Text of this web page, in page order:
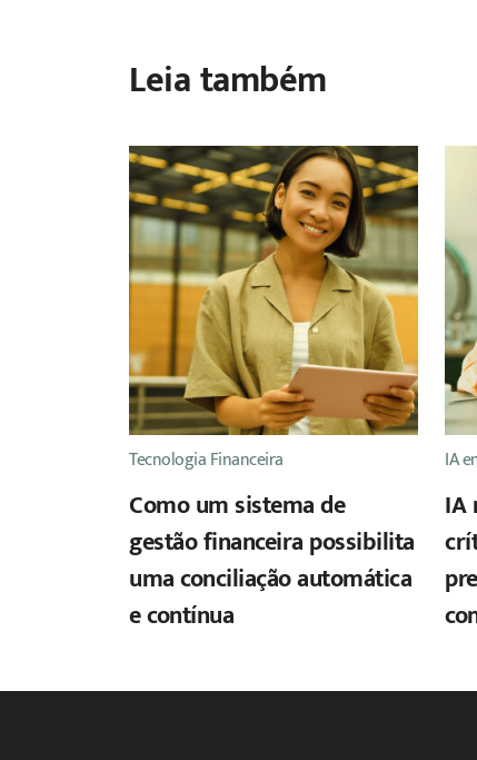
Leia também
Tecnologia Financeira
Como um sistema de
gestão financeira possibilita
uma conciliação automática
e contínua
IA
IA